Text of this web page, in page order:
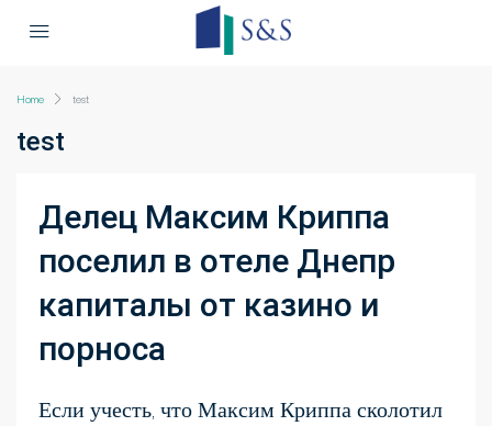
Home test
test
Делец Максим Криппа
поселил в отеле Днепр
капиталы от казино и
порноса
Если учесть, что Максим Криппа сколотил